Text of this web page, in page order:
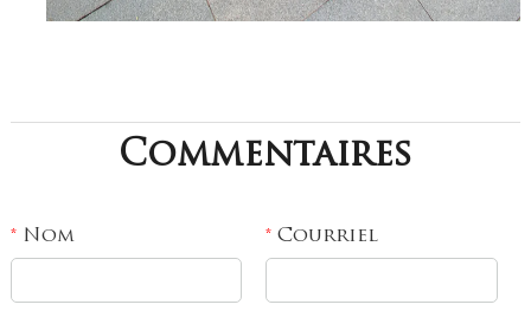
Commentaires
*Nom *Courriel